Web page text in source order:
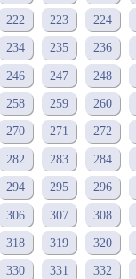
222 223 224
234 235 236
246 247 248
258 259 260
270 271 272
282 283 284
294 295 296
306 307 308
318 319 320
330 331 332